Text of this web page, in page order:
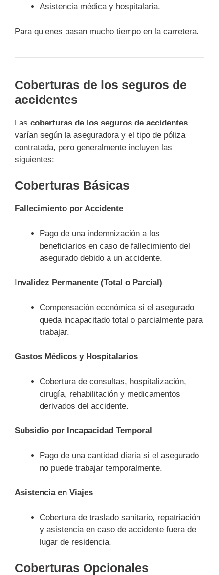
Asistencia médica y hospitalaria.
Para quienes pasan mucho tiempo en la carretera.
Coberturas de los seguros de
accidentes
Las coberturas de los seguros de accidentes
varían según la aseguradora y el tipo de póliza
contratada, pero generalmente incluyen las
siguientes:
Coberturas Básicas
Fallecimiento por Accidente
Pago de una indemnización a los
beneficiarios en caso de fallecimiento del
asegurado debido a un accidente.
Invalidez Permanente (Total o Parcial)
Compensación económica si el asegurado
queda incapacitado total o parcialmente para
trabajar.
Gastos Médicos y Hospitalarios
Cobertura de consultas, hospitalización,
cirugía, rehabilitación y medicamentos
derivados del accidente.
Subsidio por Incapacidad Temporal
Pago de una cantidad diaria si el asegurado
no puede trabajar temporalmente.
Asistencia en Viajes
Cobertura de traslado sanitario, repatriación
y asistencia en caso de accidente fuera del
lugar de residencia.
Coberturas Opcionales